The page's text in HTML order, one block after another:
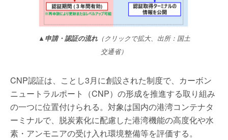
▲申請・認証の流れ（クリックで拡大、出所：国土
交通省）
CNP認証は、ことし3月に創設された制度で、カーボン
ニュートラルポート（CNP）の形成を推進する取り組み
の一つに位置付けられる。対象は国内の港湾コンテナタ
ーミナルで、脱炭素化に配慮した港湾機能の高度化や水
素・アンモニアの受け入れ環境整備等を評価する。